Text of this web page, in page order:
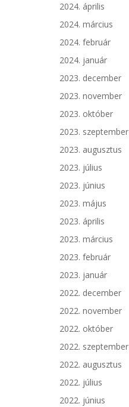
2024. április
2024. március
2024. február
2024. január
2023. december
2023. november
2023. október
2023. szeptember
2023. augusztus
2023. július
2023. június
2023. május
2023. április
2023. március
2023. február
2023. január
2022. december
2022. november
2022. október
2022. szeptember
2022. augusztus
2022. július
2022. június